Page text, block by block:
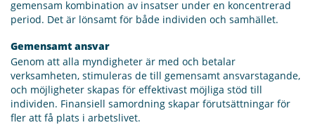
gemensam kombination av insatser under en koncentrerad
period. Det är lönsamt för både individen och samhället.
Gemensamt ansvar
Genom att alla myndigheter är med och betalar
verksamheten, stimuleras de till gemensamt ansvarstagande,
och möjligheter skapas för effektivast möjliga stöd till
individen. Finansiell samordning skapar förutsättningar för
fler att få plats i arbetslivet.